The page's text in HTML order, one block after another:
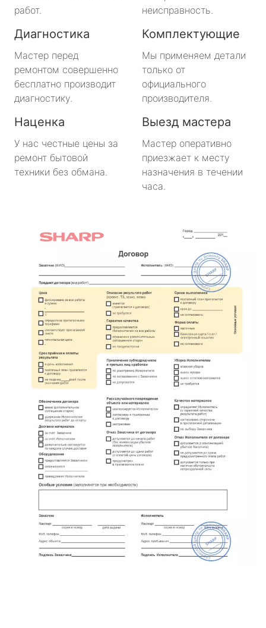
работ.
неисправность.
Диагностика
Мастер перед
ремонтом совершенно
бесплатно производит
диагностику.
Комплектующие
Мы применяем детали
только от
официального
производителя.
Наценка
У нас честные цены за
ремонт бытовой
техники без обмана.
Выезд мастера
Мастер оперативно
приезжает к месту
назначения в течении
часа.